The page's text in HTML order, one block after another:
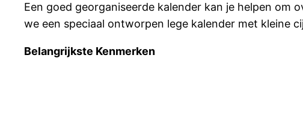
Een goed georganiseerde kalender kan je helpen om
we een speciaal ontworpen lege kalender met kleine
Belangrijkste Kenmerken